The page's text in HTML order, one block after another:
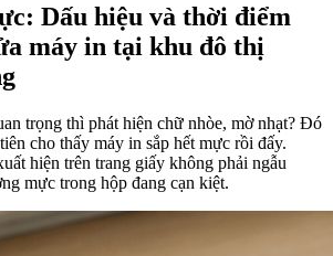
Dấu hiệu và thời điểm
máy in tại khu đô thị
trọng thì phát hiện chữ nhòe, mờ nhạt? Đó
cho thấy máy in sắp hết mực rồi đấy.
hiện trên trang giấy không phải ngẫu
mực trong hộp đang cạn kiệt.